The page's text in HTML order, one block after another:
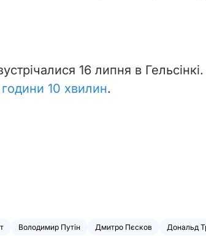
16 липня в Гельсінкі.
10 хвилин.
Володимир Путін Дмитро Пєсков Дональд